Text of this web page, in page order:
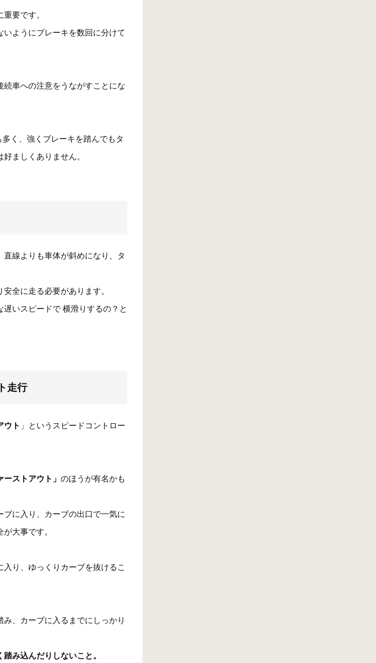
要です。
ようにブレーキを数回に分けて
車への注意をうながすことにな
く、強くブレーキを踏んでもタ
ましくありません。
線よりも車体が斜めになり、タ
全に走る必要があります。
いスピードで 横滑りするの？と
走行
ウト 」というスピードコントロー
ストアウト」 のほうが有名かも
に入り、カーブの出口で一気に
大事です。
り、ゆっくりカーブを抜けるこ
、カーブに入るまでにしっかり
み込んだりしないこと。